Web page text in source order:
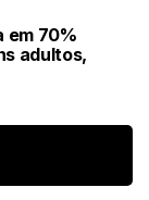
em 70%
adultos,